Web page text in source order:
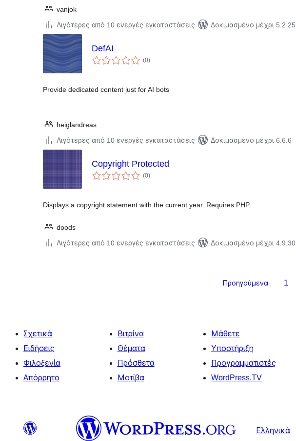
vanjok
Λιγότερες από 10 ενεργές εγκαταστάσεις
Δοκιμασμένο μέχρι 5.2.25
DefAI
(0αξιολογήσεις
σύνολο
)
Provide dedicated content just for AI bots
heiglandreas
Λιγότερες από 10 ενεργές εγκαταστάσεις
Δοκιμασμένο μέχρι 6.6.6
Copyright Protected
(0αξιολογήσεις
σύνολο
)
Displays a copyright statement with the current year. Requires PHP.
doods
Λιγότερες από 10 ενεργές εγκαταστάσεις
Δοκιμασμένο μέχρι 4.9.30
Προηγούμενα 1
Σχετικά
Ειδήσεις
Φιλοξενία
Απόρρητο
Βιτρίνα
Θέματα
Πρόσθετα
Μοτίβα
Μάθετε
Υποστήριξη
Προγραμματιστές
WordPress.TV
Ελληνικά